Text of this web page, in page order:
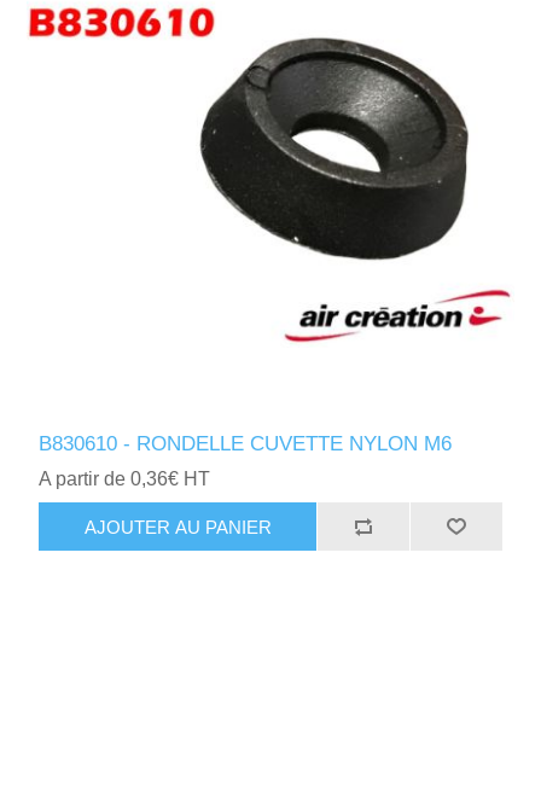
B830610 - RONDELLE CUVETTE NYLON M6
A partir de 0,36€ HT
AJOUTER AU PANIER